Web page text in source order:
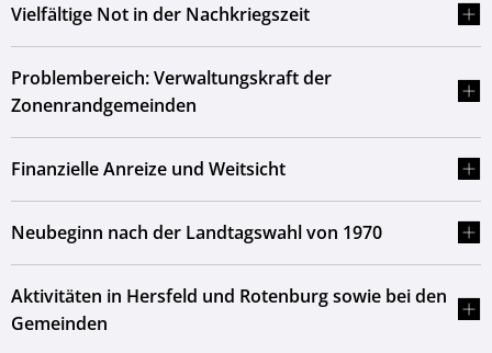
Vielfältige Not in der Nachkriegszeit
Problembereich: Verwaltungskraft der
Zonenrandgemeinden
Finanzielle Anreize und Weitsicht
Neubeginn nach der Landtagswahl von 1970
Aktivitäten in Hersfeld und Rotenburg sowie bei den
Gemeinden